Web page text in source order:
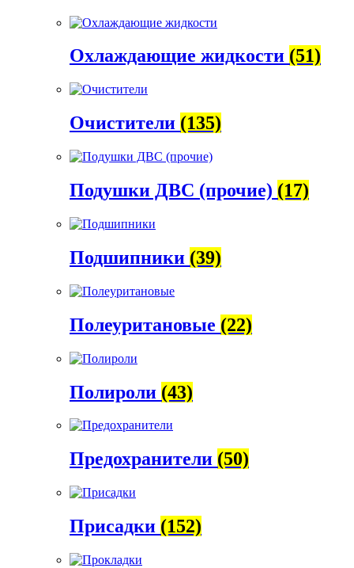
Охлаждающие жидкости (51)
Очистители (135)
Подушки ДВС (прочие) (17)
Подшипники (39)
Полеуритановые (22)
Полироли (43)
Предохранители (50)
Присадки (152)